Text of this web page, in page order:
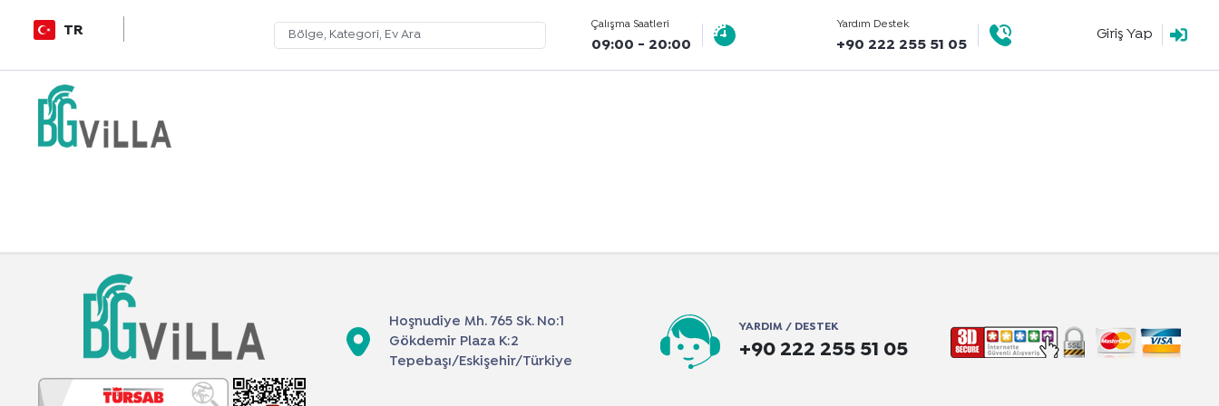
TR Çalışma Saatleri
09:00 - 20:00
Yardım Destek
+90 222 255 51 05
Giriş Yap
Hoşnudiye Mh. 765 Sk. No:1
Gökdemir Plaza K:2
Tepebaşı/Eskişehir/Türkiye
YARDIM / DESTEK
+90 222 255 51 05